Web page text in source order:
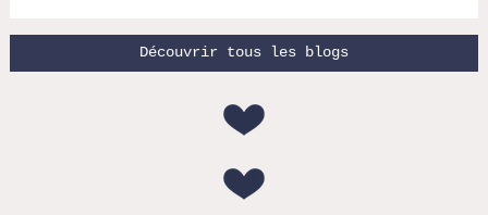
Découvrir tous les blogs